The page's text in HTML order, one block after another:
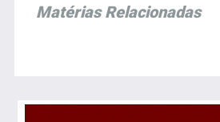
Matérias Relacionadas